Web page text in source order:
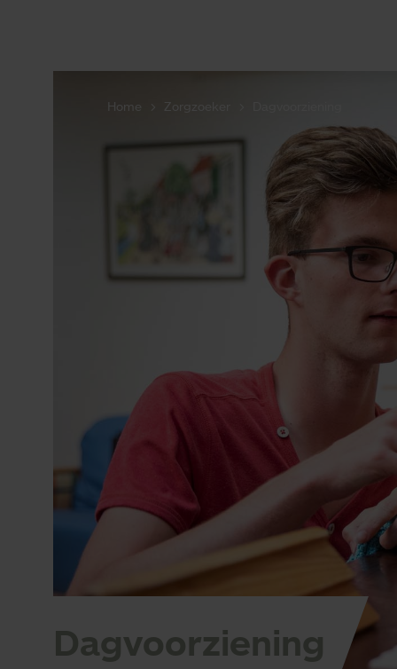
U bent hier:
Home Zorgzoeker
Dagvoorziening